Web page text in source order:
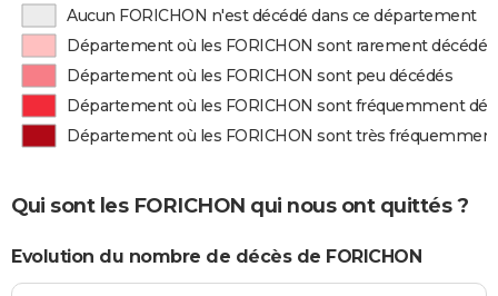
Aucun FORICHON n'est décédé dans ce département
Département où les FORICHON sont rarement décédés
Département où les FORICHON sont peu décédés
Département où les FORICHON sont fréquemment
Département où les FORICHON sont très
Qui sont les FORICHON qui nous ont quittés ?
Evolution du nombre de décès de FORICHON